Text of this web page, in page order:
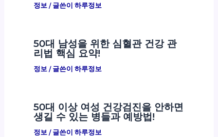
정보/ 글쓴이 하루정보
50대 남성을 위한 심혈관 건강 관
리법 핵심 요약!
정보/ 글쓴이 하루정보
50대 이상 여성 건강검진을 안하면
생길 수 있는 병들과 예방법!
정보/ 글쓴이 하루정보